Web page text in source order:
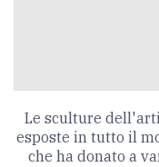
Le sculture
esposte in tutto il
che ha donato a